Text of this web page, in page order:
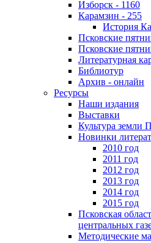
Изборск - 1160
Карамзин - 255
История
Псковские
Псковские
Литературная
Библиотур
Архив - онлайн
Ресурсы
Наши издания
Выставки
Культура земли
Новинки
2010 год
2011 год
2012 год
2013 год
2014 год
2015 год
Псковская
центральных
Методические